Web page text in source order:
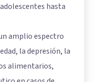
hasta
amplio espectro
la depresión, la
alimentarios,